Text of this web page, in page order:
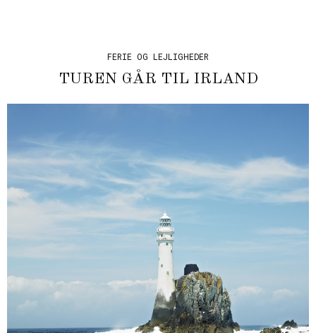
FERIE OG LEJLIGHEDER
TUREN GÅR TIL IRLAND